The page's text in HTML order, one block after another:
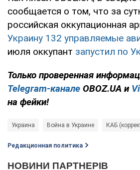
сообщается о том, что за
российская оккупационная
Украину 132 управляемые
июля оккупант запустил по
Только проверенная
Telegram-канале OBOZ.UA и
на фейки!
Украина Война в Украине КАБ
Редакционная политика